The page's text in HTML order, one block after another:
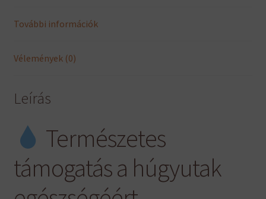
További információk
Vélemények (0)
Leírás
Természetes
támogatás a húgyutak